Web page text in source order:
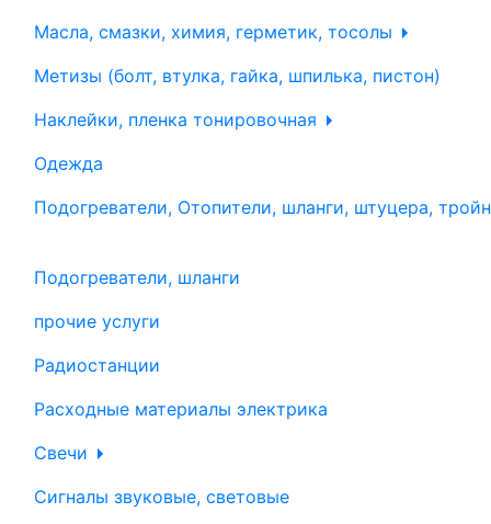
Масла, смазки, химия, герметик, тосолы
Метизы (болт, втулка, гайка, шпилька, пистон)
Наклейки, пленка тонировочная
Одежда
Подогреватели, Отопители, шланги, штуцера,
Подогреватели, шланги
прочие услуги
Радиостанции
Расходные материалы электрика
Свечи
Сигналы звуковые, световые